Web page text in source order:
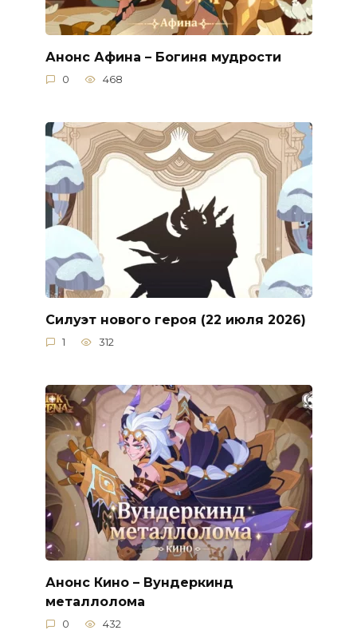
Анонс Афина – Богиня мудрости
0 468
Силуэт нового героя (22 июля 2026)
1 312
Анонс Кино – Вундеркинд
металлолома
0 432